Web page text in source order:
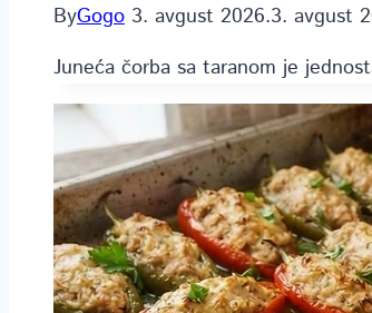
ByGogo 3. avgust 2026.3. avgust
Juneća čorba sa taranom je